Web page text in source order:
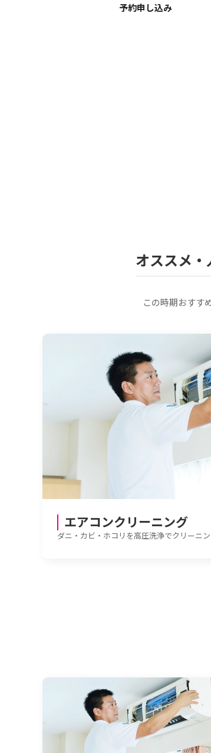
予約申し込み
オススメ
この時期おすす
エアコンクリーニング
ダニ・カビ・ホコリを高圧洗浄でクリーニ